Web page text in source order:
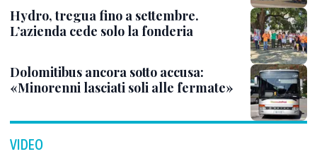
Hydro, tregua fino a settembre.
L’azienda cede solo la fonderia
Dolomitibus ancora sotto accusa:
«Minorenni lasciati soli alle fermate»
VIDEO